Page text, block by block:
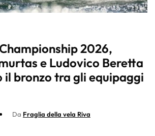
2026,
e Ludovico Beretta
il bronzo tra gli equipaggi
Da Fraglia della vela Riva